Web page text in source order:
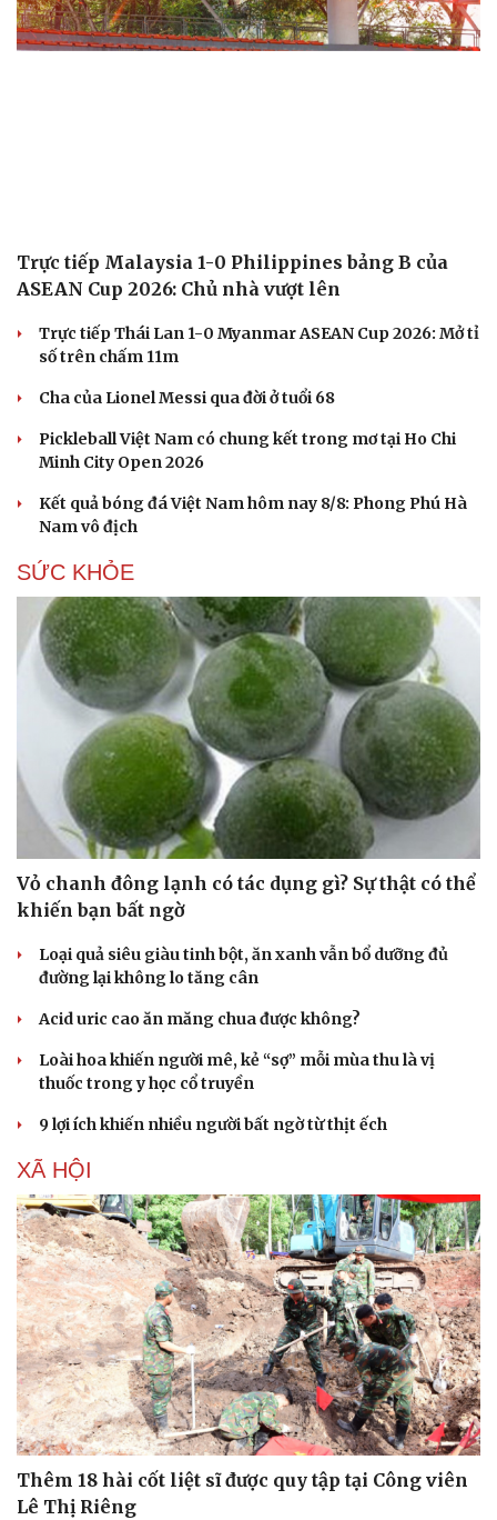
Cải chính
Trực tiếp Malaysia 1-0 Philippines bảng B của
ASEAN Cup 2026: Chủ nhà vượt lên
Trực tiếp Thái Lan 1-0 Myanmar ASEAN Cup 2026: Mở tỉ
số trên chấm 11m
Cha của Lionel Messi qua đời ở tuổi 68
Pickleball Việt Nam có chung kết trong mơ tại Ho Chi
Minh City Open 2026
Kết quả bóng đá Việt Nam hôm nay 8/8: Phong Phú Hà
Nam vô địch
SỨC KHỎE
Vỏ chanh đông lạnh có tác dụng gì? Sự thật có thể
khiến bạn bất ngờ
Loại quả siêu giàu tinh bột, ăn xanh vẫn bổ dưỡng đủ
đường lại không lo tăng cân
Acid uric cao ăn măng chua được không?
Loài hoa khiến người mê, kẻ “sợ” mỗi mùa thu là vị
thuốc trong y học cổ truyền
9 lợi ích khiến nhiều người bất ngờ từ thịt ếch
XÃ HỘI
Thêm 18 hài cốt liệt sĩ được quy tập tại Công viên
Lê Thị Riêng